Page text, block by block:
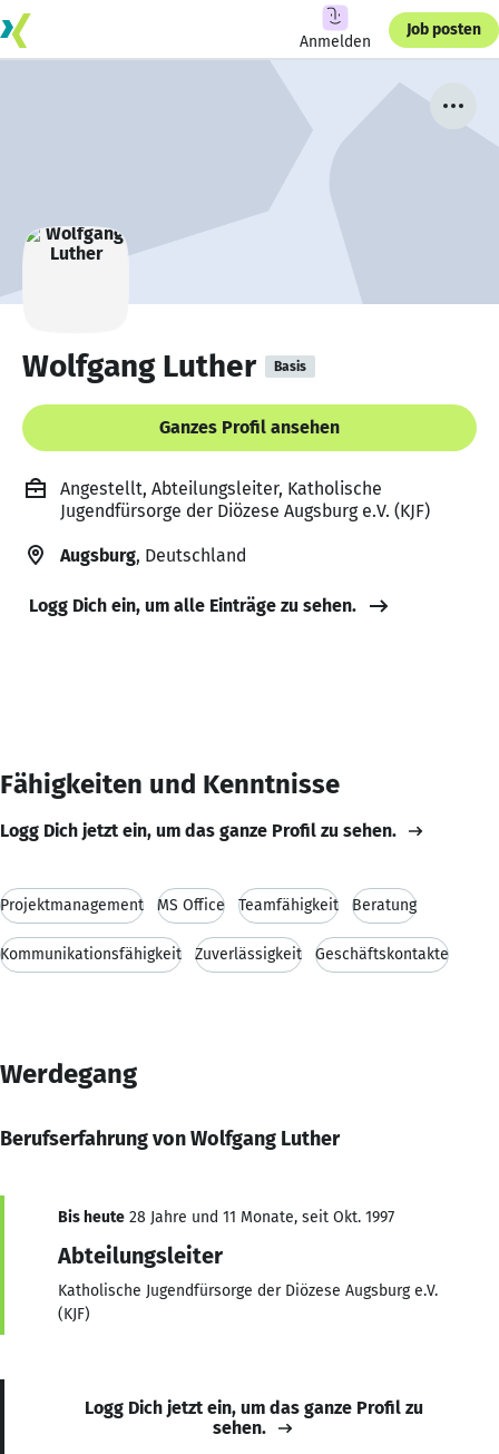
Anmelden
Job posten
Wolfgang Luther Basis
Ganzes Profil ansehen
Angestellt, Abteilungsleiter, Katholische
Jugendfürsorge der Diözese Augsburg e.V. (KJF)
Augsburg, Deutschland
Logg Dich ein, um alle Einträge zu sehen.
Fähigkeiten und Kenntnisse
Logg Dich jetzt ein, um das ganze Profil zu sehen.
Projektmanagement MS Office Teamfähigkeit Beratung
Kommunikationsfähigkeit Zuverlässigkeit Geschäftskontakte
Werdegang
Berufserfahrung von Wolfgang Luther
Bis heute 28 Jahre und 11 Monate, seit Okt. 1997
Abteilungsleiter
Katholische Jugendfürsorge der Diözese Augsburg e.V.
(KJF)
Logg Dich jetzt ein, um das ganze Profil zu
sehen.